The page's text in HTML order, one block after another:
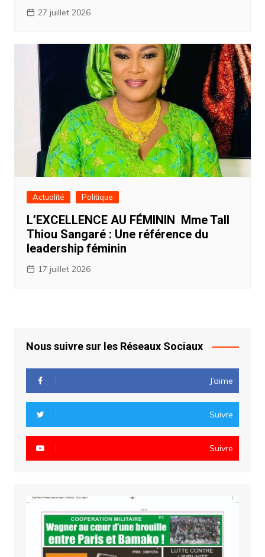
27 juillet 2026
Actualité Politique
L’EXCELLENCE AU FÉMININ Mme Tall
Thiou Sangaré : Une référence du
leadership féminin
17 juillet 2026
Nous suivre sur les Réseaux Sociaux
J’aime
Suivre
Suivre